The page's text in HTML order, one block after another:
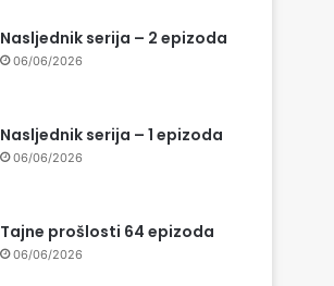
Nasljednik serija – 2 epizoda
06/06/2026
Nasljednik serija – 1 epizoda
06/06/2026
Tajne prošlosti 64 epizoda
06/06/2026